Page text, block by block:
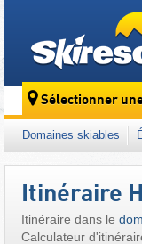
Sélectionner
Domaines skiables
Itinéraire
Itinéraire dans le
Calculateur